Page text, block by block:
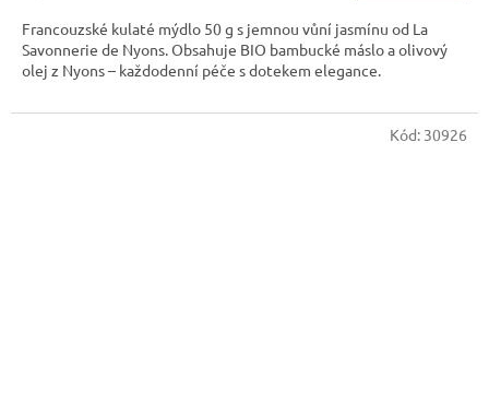
Francouzské kulaté mýdlo 50 g s jemnou vůní jasmínu od La
Savonnerie de Nyons. Obsahuje BIO bambucké máslo a olivový
olej z Nyons – každodenní péče s dotekem elegance.
Kód: 30926